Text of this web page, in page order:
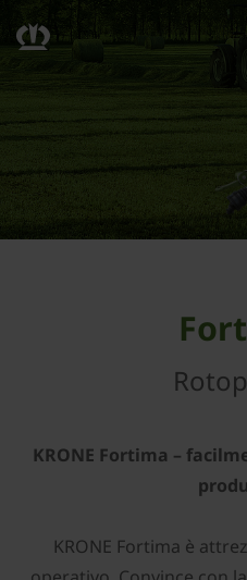
­KRONE Fortima –
­KRONE Fortima è